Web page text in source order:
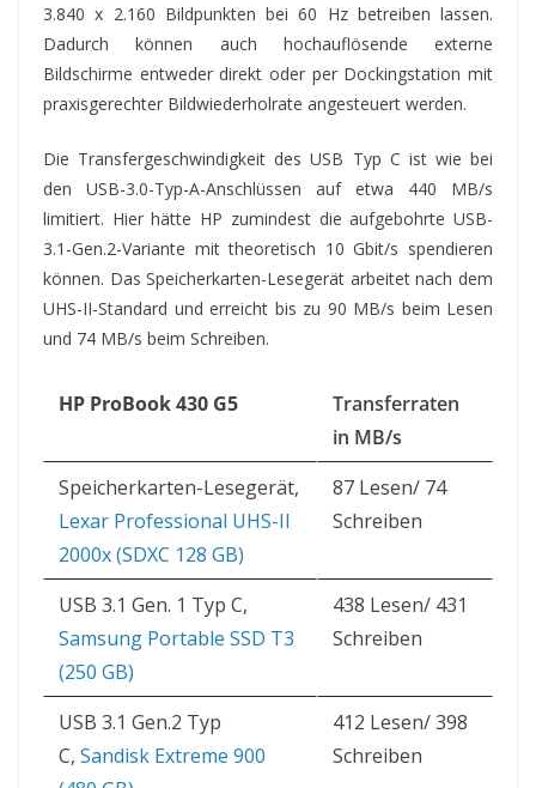
3.840 x 2.160 Bildpunkten bei 60 Hz betreiben lassen.
Dadurch können auch hochauflösende externe
Bildschirme entweder direkt oder per Dockingstation mit
praxisgerechter Bildwiederholrate angesteuert werden.
Die Transfergeschwindigkeit des USB Typ C ist wie bei
den USB-3.0-Typ-A-Anschlüssen auf etwa 440 MB/s
limitiert. Hier hätte HP zumindest die aufgebohrte USB-
3.1-Gen.2-Variante mit theoretisch 10 Gbit/s spendieren
können. Das Speicherkarten-Lesegerät arbeitet nach dem
UHS-II-Standard und erreicht bis zu 90 MB/s beim Lesen
und 74 MB/s beim Schreiben.
HP ProBook 430 G5
Transferraten
in MB/s
Speicherkarten-Lesegerät,
Lexar Professional UHS-II
2000x (SDXC 128 GB)
87 Lesen/ 74
Schreiben
USB 3.1 Gen. 1 Typ C,
Samsung Portable SSD T3
(250 GB)
438 Lesen/ 431
Schreiben
USB 3.1 Gen.2 Typ
C, Sandisk Extreme 900
412 Lesen/ 398
Schreiben